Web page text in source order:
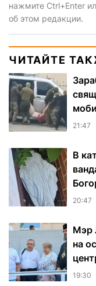
нажмите Ctrl+Enter
об этом редакции.
ЧИТАЙТЕ
21:47
В
20:47
Мэр
на
19:30